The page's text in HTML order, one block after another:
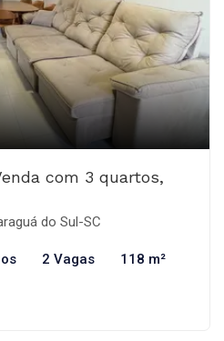
com 3 quartos,
do Sul-SC
2 Vagas 118 m²